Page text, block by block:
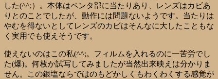
した(^^;）。本体はペンタ部に当たりあり、レンズはカビあ
りとのことでしたが、動作には問題ないようです。当たりは
やむを得ないとしてレンズのカビはそんなに大したこともな
く実用でも使えそうです。
使えないのはこの私(^^;。フィルムを入れるのに一苦労でし
た(爆)。何枚か試写してみましたが当然出来映えは分かりま
せん。この銀塩ならではのもどかしくもわくわくする感覚が